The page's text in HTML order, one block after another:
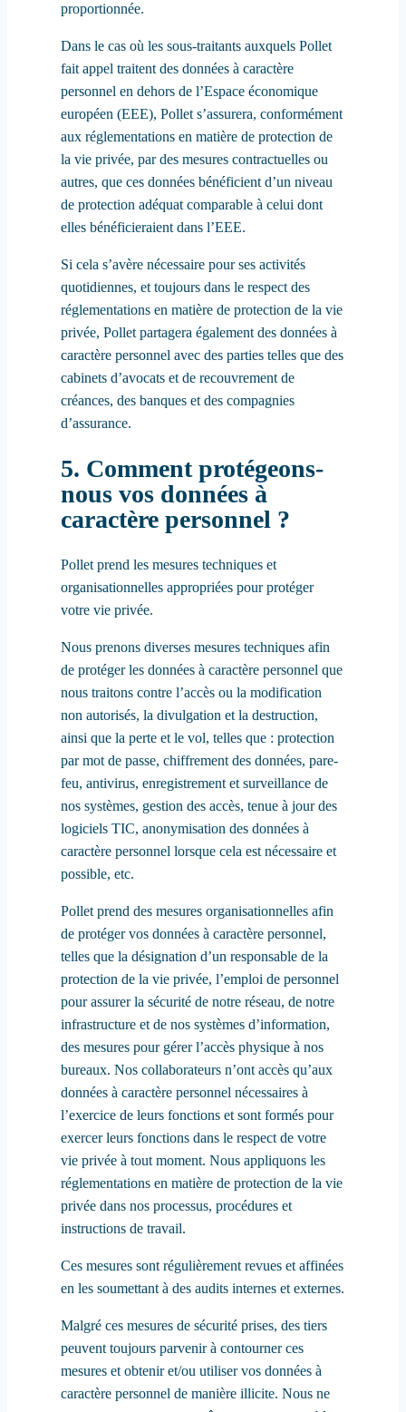
proportionnée.
Dans le cas où les sous-traitants auxquels Pollet
fait appel traitent des données à caractère
personnel en dehors de l’Espace économique
européen (EEE), Pollet s’assurera, conformément
aux réglementations en matière de protection de
la vie privée, par des mesures contractuelles ou
autres, que ces données bénéficient d’un niveau
de protection adéquat comparable à celui dont
elles bénéficieraient dans l’EEE.
Si cela s’avère nécessaire pour ses activités
quotidiennes, et toujours dans le respect des
réglementations en matière de protection de la vie
privée, Pollet partagera également des données à
caractère personnel avec des parties telles que des
cabinets d’avocats et de recouvrement de
créances, des banques et des compagnies
d’assurance.
5. Comment protégeons-
nous vos données à
caractère personnel ?
Pollet prend les mesures techniques et
organisationnelles appropriées pour protéger
votre vie privée.
Nous prenons diverses mesures techniques afin
de protéger les données à caractère personnel que
nous traitons contre l’accès ou la modification
non autorisés, la divulgation et la destruction,
ainsi que la perte et le vol, telles que : protection
par mot de passe, chiffrement des données, pare-
feu, antivirus, enregistrement et surveillance de
nos systèmes, gestion des accès, tenue à jour des
logiciels TIC, anonymisation des données à
caractère personnel lorsque cela est nécessaire et
possible, etc.
Pollet prend des mesures organisationnelles afin
de protéger vos données à caractère personnel,
telles que la désignation d’un responsable de la
protection de la vie privée, l’emploi de personnel
pour assurer la sécurité de notre réseau, de notre
infrastructure et de nos systèmes d’information,
des mesures pour gérer l’accès physique à nos
bureaux. Nos collaborateurs n’ont accès qu’aux
données à caractère personnel nécessaires à
l’exercice de leurs fonctions et sont formés pour
exercer leurs fonctions dans le respect de votre
vie privée à tout moment. Nous appliquons les
réglementations en matière de protection de la vie
privée dans nos processus, procédures et
instructions de travail.
Ces mesures sont régulièrement revues et affinées
en les soumettant à des audits internes et externes.
Malgré ces mesures de sécurité prises, des tiers
peuvent toujours parvenir à contourner ces
mesures et obtenir et/ou utiliser vos données à
caractère personnel de manière illicite. Nous ne